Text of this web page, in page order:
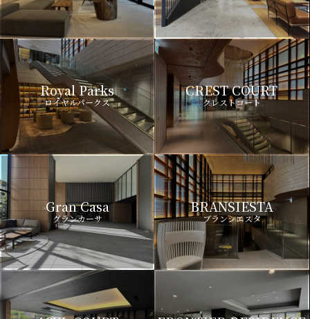
Royal Parks
ロイヤルパークス
CREST COURT
クレストコート
Gran Casa
グランカーサ
BRANSIESTA
ブランシエスタ